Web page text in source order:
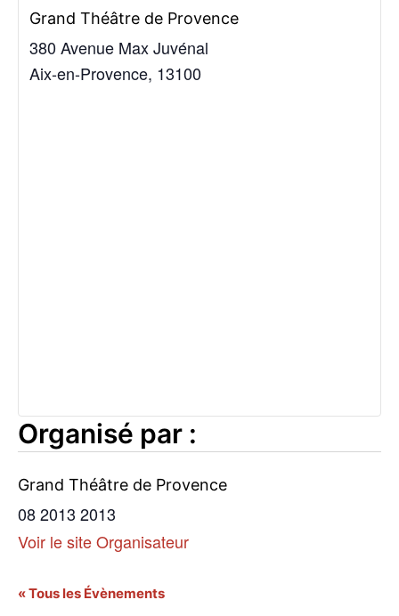
Grand Théâtre de Provence
380 Avenue Max Juvénal
Aix-en-Provence, 13100
Organisé par :
Grand Théâtre de Provence
08 2013 2013
Voir le site Organisateur
« Tous les Évènements